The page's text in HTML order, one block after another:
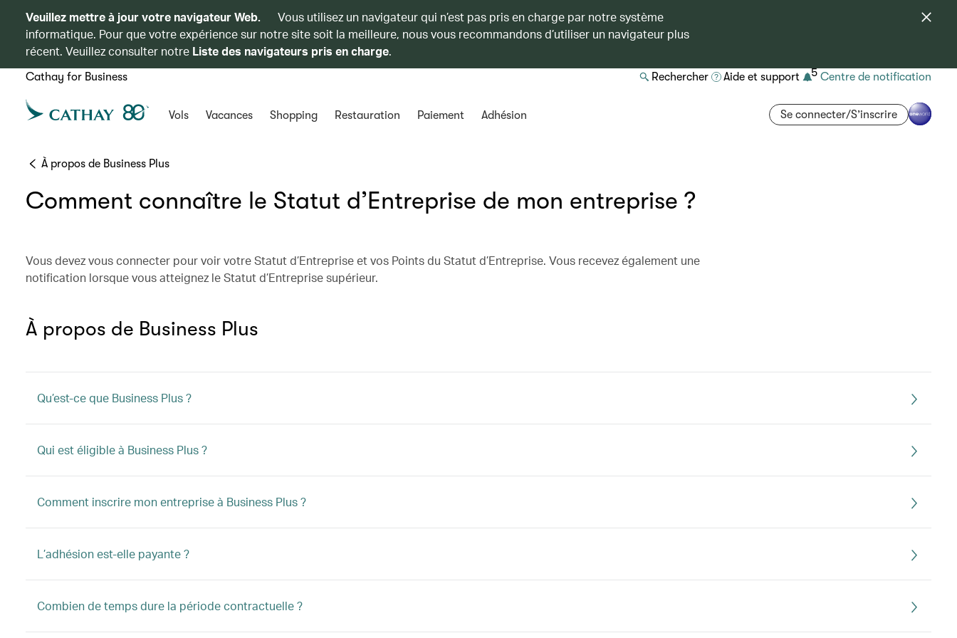
Veuillez mettre à jour votre navigateur Web.
Vous utilisez un navigateur qui n’est pas pris en charge par notre système
informatique. Pour que votre expérience sur notre site soit la meilleure, nous vous recommandons d’utiliser un navigateur plus
récent. Veuillez consulter notre Liste des navigateurs pris en charge.
Cathay for Business Rechercher Aide et support 5 Centre de notification
Vols Vacances Shopping Restauration Paiement Adhésion Se connecter/S’inscrire
À propos de Business Plus
Comment connaître le Statut d’Entreprise de mon entreprise ?
Vous devez vous connecter pour voir votre Statut d’Entreprise et vos Points du Statut d’Entreprise. Vous recevez également une
notification lorsque vous atteignez le Statut d’Entreprise supérieur.
À propos de Business Plus
Qu’est-ce que Business Plus ?
Qui est éligible à Business Plus ?
Comment inscrire mon entreprise à Business Plus ?
L’adhésion est-elle payante ?
Combien de temps dure la période contractuelle ?